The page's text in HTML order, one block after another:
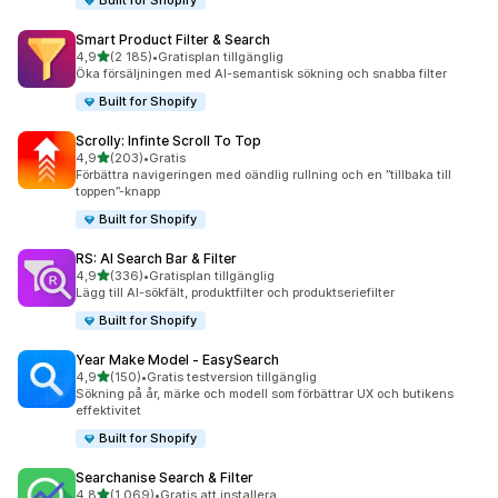
Smart Product Filter & Search
4,9av 5 stjärnor
(2 185)
2185 recensioner totalt
•Gratisplan tillgänglig
Öka försäljningen med AI-semantisk sökning och snabba filter
Built for Shopify
Scrolly: Infinte Scroll To Top
4,9av 5 stjärnor
(203)
203 recensioner totalt
•Gratis
Förbättra navigeringen med oändlig rullning och en ”tillbaka till
toppen”-knapp
Built for Shopify
RS: AI Search Bar & Filter
4,9av 5 stjärnor
(336)
336 recensioner totalt
•Gratisplan tillgänglig
Lägg till AI-sökfält, produktfilter och produktseriefilter
Built for Shopify
Year Make Model ‑ EasySearch
4,9av 5 stjärnor
(150)
150 recensioner totalt
•Gratis testversion tillgänglig
Sökning på år, märke och modell som förbättrar UX och butikens
effektivitet
Built for Shopify
Searchanise Search & Filter
4,8av 5 stjärnor
(1 069)•Gratis att installera